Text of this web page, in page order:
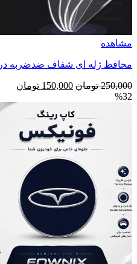
مشاهده
محافظ ژله ای شفاف ضد‌ضربه
250,000 تومان قیمت
250,000 تومان
بود.
150,000 تومان
%32